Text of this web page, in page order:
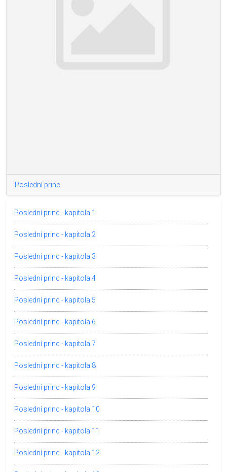
Poslední princ
Poslední princ - kapitola 1
Poslední princ - kapitola 2
Poslední princ - kapitola 3
Poslední princ - kapitola 4
Poslední princ - kapitola 5
Poslední princ - kapitola 6
Poslední princ - kapitola 7
Poslední princ - kapitola 8
Poslední princ - kapitola 9
Poslední princ - kapitola 10
Poslední princ - kapitola 11
Poslední princ - kapitola 12